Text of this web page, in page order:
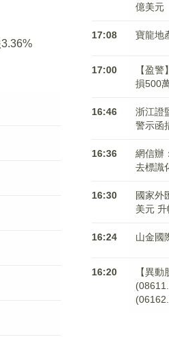
億美元
17:08 寶龍地
17:00
【盈
損500
16:46
浙江證
警示函
16:36
網信辦
去標識
16:30
國家外
美元
16:24 山金國
16:20
【異